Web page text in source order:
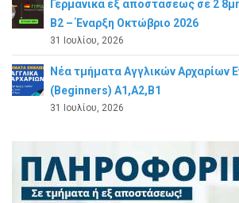
Γερμανικά εξ αποστάσεως σε 2
Β2 – Έναρξη Οκτώβριο 2026
31 Ιουλίου, 2026
Νέα τμήματα Αγγλικών Αρχαρίων
(Beginners) A1,A2,B1
31 Ιουλίου, 2026